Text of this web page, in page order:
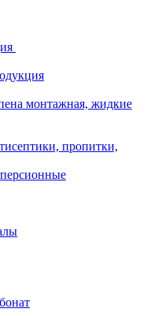
монтажная, жидкие
пропитки,